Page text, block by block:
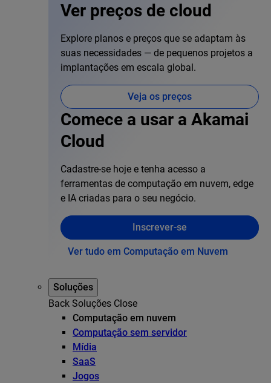
Ver preços de cloud
Explore planos e preços que se adaptam às
suas necessidades — de pequenos projetos a
implantações em escala global.
Veja os preços
Comece a usar a Akamai
Cloud
Cadastre-se hoje e tenha acesso a
ferramentas de computação em nuvem, edge
e IA criadas para o seu negócio.
Inscrever-se
Ver tudo em Computação em Nuvem
Soluções
Back Soluções Close
Computação em nuvem
Computação sem servidor
Mídia
SaaS
Jogos